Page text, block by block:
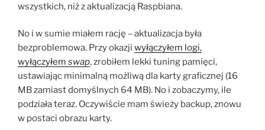
wszystkich, niż z aktualizacją Raspbiana.
No i w sumie miałem rację – aktualizacja była
bezproblemowa. Przy okazji wyłączyłem logi,
wyłączyłem swap, zrobiłem lekki tuning pamięci,
ustawiając minimalną możliwą dla karty graficznej (16
MB zamiast domyślnych 64 MB). No i zobaczymy, ile
podziała teraz. Oczywiście mam świeży backup, znowu
w postaci obrazu karty.